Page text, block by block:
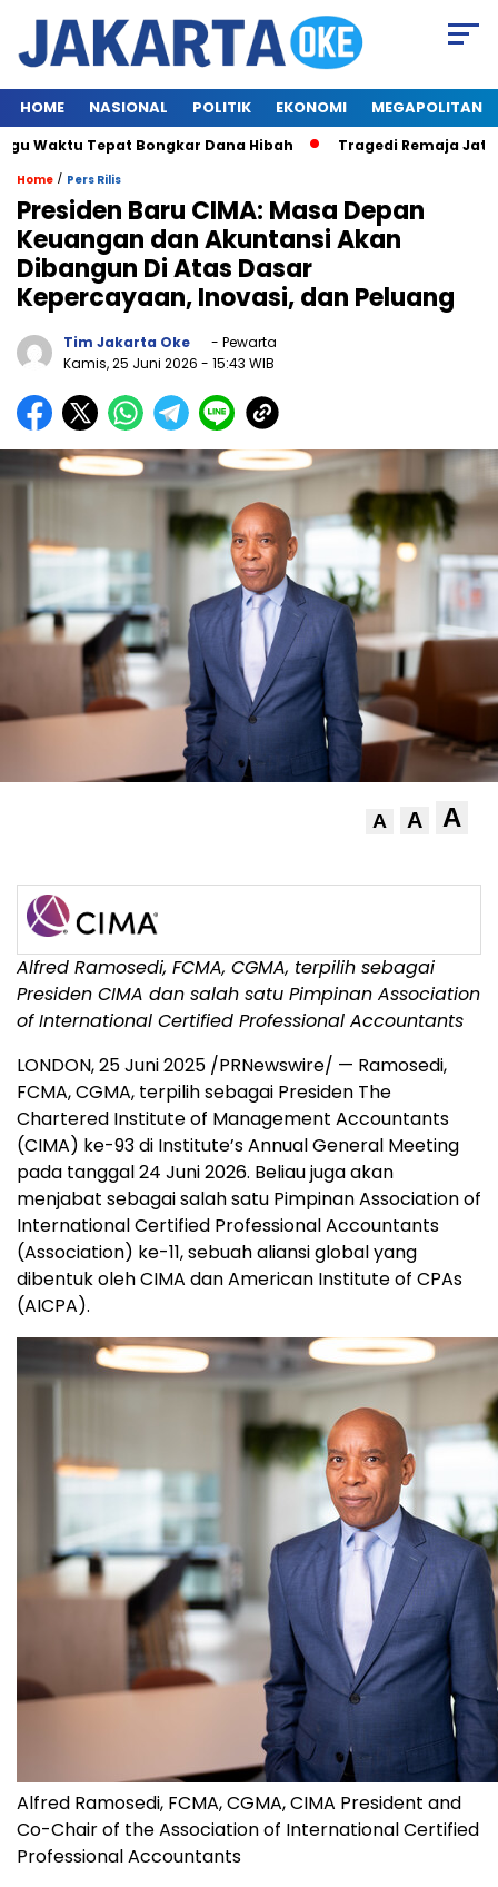
HOME NASIONAL POLITIK EKONOMI MEGAPOLITAN
Tepat Bongkar Dana Hibah Tragedi Remaja Jatuh Dari
Home / Pers Rilis
Presiden Baru CIMA: Masa Depan
Keuangan dan Akuntansi Akan
Dibangun Di Atas Dasar
Kepercayaan, Inovasi, dan Peluang
Tim Jakarta Oke
- Pewarta
Kamis, 25 Juni 2026 - 15:43 WIB
A A A
Alfred Ramosedi, FCMA, CGMA, terpilih sebagai
Presiden CIMA dan salah satu Pimpinan Association
of International Certified Professional Accountants
LONDON,25 Juni 2025 /PRNewswire/ — Ramosedi,
FCMA, CGMA, terpilih sebagai Presiden The
Chartered Institute of Management Accountants
(CIMA) ke-93 di Institute’s Annual General Meeting
pada tanggal 24 Juni 2026. Beliau juga akan
menjabat sebagai salah satu Pimpinan Association of
International Certified Professional Accountants
(Association) ke-11, sebuah aliansi global yang
dibentuk oleh CIMA dan American Institute of CPAs
(AICPA).
Alfred Ramosedi, FCMA, CGMA, CIMA President and
Co-Chair of the Association of International Certified
Professional Accountants